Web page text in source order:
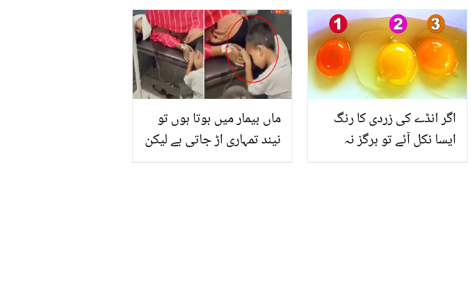
ملا کر لگائیں۔۔ جھریاں دور
کرنے کے لئے جاپان کی
خواتین کا صدیوں پرانا راز
انتقال کر گیا
ماں بیمار میں ہوتا ہوں تو
نیند تمہاری اڑ جاتی ہے لیکن
اگر انڈے کی زردی کا رنگ
ایسا نکل آئے تو ہرگز نہ